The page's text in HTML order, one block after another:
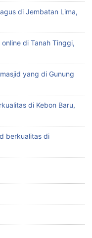
di Jembatan Lima,
di Tanah Tinggi,
yang di Gunung
di Kebon Baru,
berkualitas di